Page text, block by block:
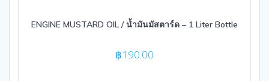
ENGINE MUSTARD OIL / น้ำมันมัสตาร์ด – 1 Liter Bottle
฿190.00